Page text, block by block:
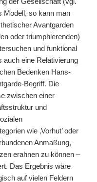
Modell, so kann man
Avantgarden
oder triumphierenden)
und funktional
auch eine Relativierung
Bedenken Hans-
Begriff. Die
zwischen einer
und
wie ‚Vorhut’ oder
Anmaßung,
erahnen zu können –
Das Ergebnis wäre
auf vielen Feldern